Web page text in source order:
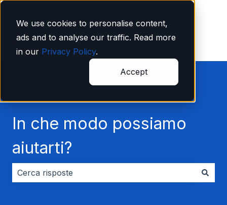
We use cookies to personalise content,
ads and to analyse our traffic. Read more
in our Privacy Policy.
Accept
In che modo possiamo
aiutarti?